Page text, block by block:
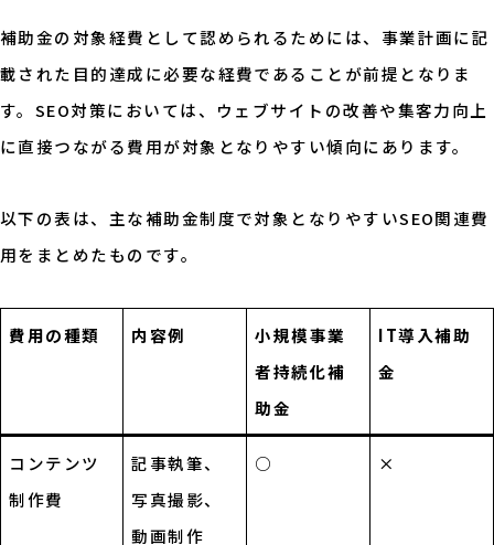
補助金の対象経費として認められるためには、事業計画に記
載された目的達成に必要な経費であることが前提となりま
す。SEO対策においては、ウェブサイトの改善や集客力向上
に直接つながる費用が対象となりやすい傾向にあります。
以下の表は、主な補助金制度で対象となりやすいSEO関連費
用をまとめたものです。
費用の種類 内容例
小規模事業
者持続化補
助金
IT導入補助
金
コンテンツ
制作費
記事執筆、
写真撮影、
動画制作
○ ×